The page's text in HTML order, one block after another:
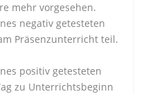
mehr vorgesehen.
negativ getesteten
Präsenzunterricht teil.
positiv getesteten
zu Unterrichtsbeginn